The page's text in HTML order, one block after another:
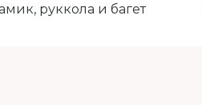
руккола и багет